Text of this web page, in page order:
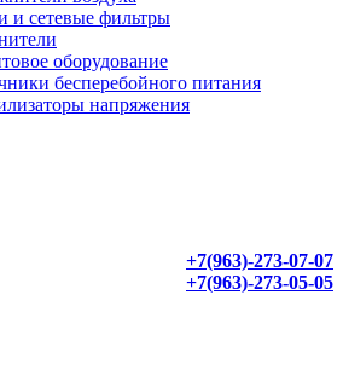
и сетевые фильтры
оборудование
бесперебойного питания
напряжения
+7(963)-273-07-07
+7(963)-273-05-05